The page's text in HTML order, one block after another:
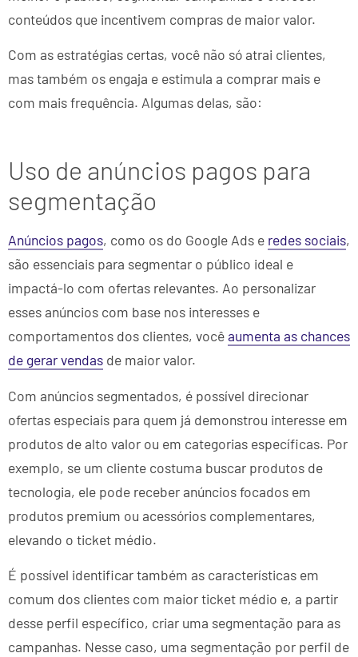
conteúdos que incentivem compras de maior valor.
Com as estratégias certas, você não só atrai clientes,
mas também os engaja e estimula a comprar mais e
com mais frequência. Algumas delas, são:
Uso de anúncios pagos para
segmentação
Anúncios pagos, como os do Google Ads e redes sociais,
são essenciais para segmentar o público ideal e
impactá-lo com ofertas relevantes. Ao personalizar
esses anúncios com base nos interesses e
comportamentos dos clientes, vocêaumenta as chances
de gerar vendas de maior valor.
Com anúncios segmentados, é possível direcionar
ofertas especiais para quem já demonstrou interesse em
produtos de alto valor ou em categorias específicas. Por
exemplo, se um cliente costuma buscar produtos de
tecnologia, ele pode receber anúncios focados em
produtos premium ou acessórios complementares,
elevando o ticket médio.
É possível identificar também as características em
comum dos clientes com maior ticket médio e, a partir
desse perfil específico, criar uma segmentação para as
campanhas. Nesse caso, uma segmentação por perfil de